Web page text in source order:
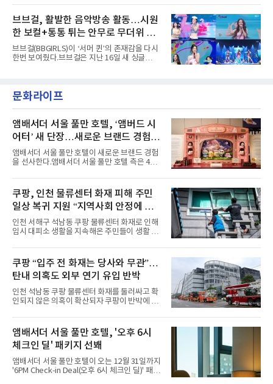
엣을 거침없이 결합했다. 멤버들은 각기 다른 개
성을 살린 스타일링을 선
벌 오디오·음원 스트리밍 플랫폼 스포티파이에
서 27일 자로 누적 재생 수 2억 회를 돌파했
다”고 밝혔다.곡이 발표된 지 약 10개월 만이다.
팀의 첫 번째 2억 스트리밍 곡은 동일 음반에 수
록된 ‘GO!’다. 이 노래는 공개 약 9개월 만인 지
난달 26일 자에 2억 고지를 밟았다. 이는 최근 5
년 내 데뷔한 보이그룹의 곡 중 최단기 2억 달성
했다. “내 티, 5 bucks 바지는, 만원” 등 멤버들
의 라이프 스타일
브브걸, 활발한 음악방송 활동…시원
한 보컬+통통 튀는 안무로 무더위 사
냥
브브걸(BBGIRLS)이 ‘서머 퀸’의 존재감을 다시
한번 보여줬다.브브걸은 지난 16일 새 싱글
MBC '쇼! 음악중심', SBS '인기가요' 등 주요 음
악방송 무대에 올라 화려한 퍼포먼스를 펼쳤다.
력을 앞세워 매 무대 색다른 볼거리를 선사했다.
특히 화사한 파스텔 톤의 비치웨어부터 청량한
마린룩, 햇살 아래 반짝이는 물결을 연상시키는
스커트, 강렬한 붉은 계열의 스타일링까지 각기
다른 매력을 선보였다. 브브걸은 다채로운 여름
패션을 완벽하게 소화하며 보
문화라이프
앰배서더 서울 풀만 호텔, ‘앰버드 시
어터’ 새 단장…새로운 브랜드 경험 선
사
앰배서더 서울 풀만 호텔이 새로운 브랜드 경험
을 선사한다.앰배서더 서울 풀만 호텔 측은 4일
이야기를 담은 인형 극장 콘셉트의 공간 ‘앰버드
시어터(Ambird Theater)’를 새롭게 선보인
다”고 밝혔다.앰배서더 서울 풀만 호텔은 로비
한편에 마련된 앰버드 존을 통해 앰버드의 세계
관을 소개해왔다. 앰버드 존은 앰버드가 우주여
행 중 수집한 다양한 굿즈를 전시한 '앰버드 플래
닛(Ambird Planet)과 계절별 플라워 연출로 사
라 극장을 모티브로 한 데코레이션으로 구성됐
다. 무대 공간 및 티켓 박스
쿠팡, 인천 물류센터 화재 피해 주민
일상 복귀 지원 “지역사회 안정에 총
력”
인천 서해구 석남동 쿠팡 물류센터 화재로 인해
임시 대피소 생활을 지속해온 주민들이 생활 터
필먼트서비스(CFS)가 지난 28일부터 화재 피해
주민을 대상으로 전문 출장 청소서비스 지원에
나섬으로써 본격적인 지역사회 복구 작업이 시
작된 것이다.대피소 주민 중심 청소 접수, 첫날
부터 2가구 지원 완료CFS는 신현초등학교, 신
현북초등학교, 신현여자중학교 등 인천 서해구
관내 임시 대피소 3곳에서 체류해온 화재 피해
민들의 호응 속에 CFS는 즉시 행동에 나섰다. 지
난 28일 오후 전문 청소업체와
쿠팡 “입주 전 화재는 당사와 무관”…
탄내 의혹도 외부 연기 유입 반박
인천 석남동 쿠팡 물류센터 화재를 둘러싸고 확
인되지 않은 의혹이 확산되자 쿠팡이 반박에 나
에 대해서는 외부 화재 연기 유입이라고 설명했
고, 2023년 같은 물류센터에서 발생한 화재에
대해서도 쿠팡 입주 전 공사 과정에서 벌어진 일
이라며 선을 그었다.쿠팡은 21일 인천 물류센터
내부에서 불이 타는 냄새가 났다는 의혹과 관련
해 “사실무근”이라는 입장을 밝혔다.회사 측은
“인근에서 지난 15일 다른 회사에서 발생한 대
앰배서더 서울 풀만 호텔, '오후 6시
체크인 딜' 패키지 선봬
앰배서더 서울 풀만 호텔이 오는 12월 31일까지
'6PM Check-in Deal(오후 6시 체크인 딜)' 패키